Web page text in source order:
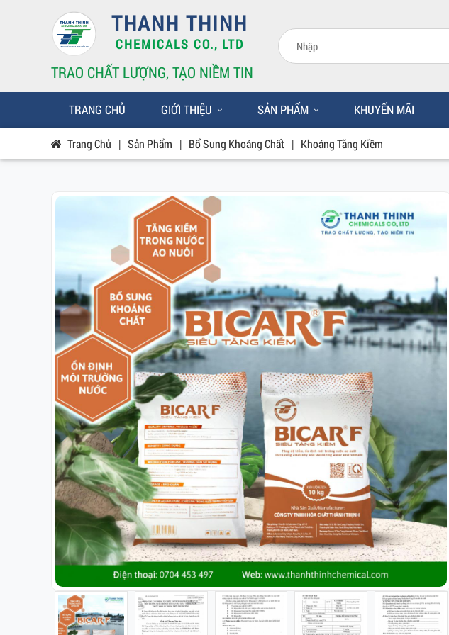
THANH THINH
CHEMICALS CO., LTD
TRAO CHẤT LƯỢNG, TẠO NIỀM TIN
TRANG CHỦ GIỚI THIỆU SẢN PHẨM KHUYẾN MÃI
Trang Chủ | Sản Phẩm | Bổ Sung Khoáng Chất | Khoáng Tăng Kiềm